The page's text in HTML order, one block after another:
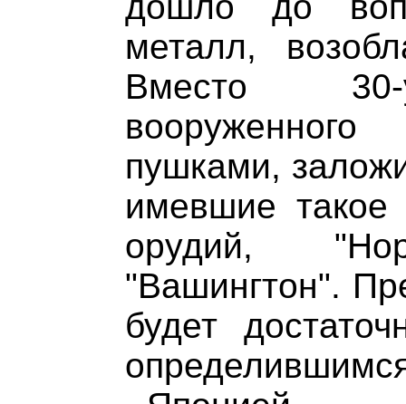
металл,
Вместо 30-
пушками,
имевшие
орудий,
"Вашингтон".
будет